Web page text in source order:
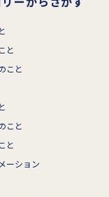
と
こと
こと
と
ーション